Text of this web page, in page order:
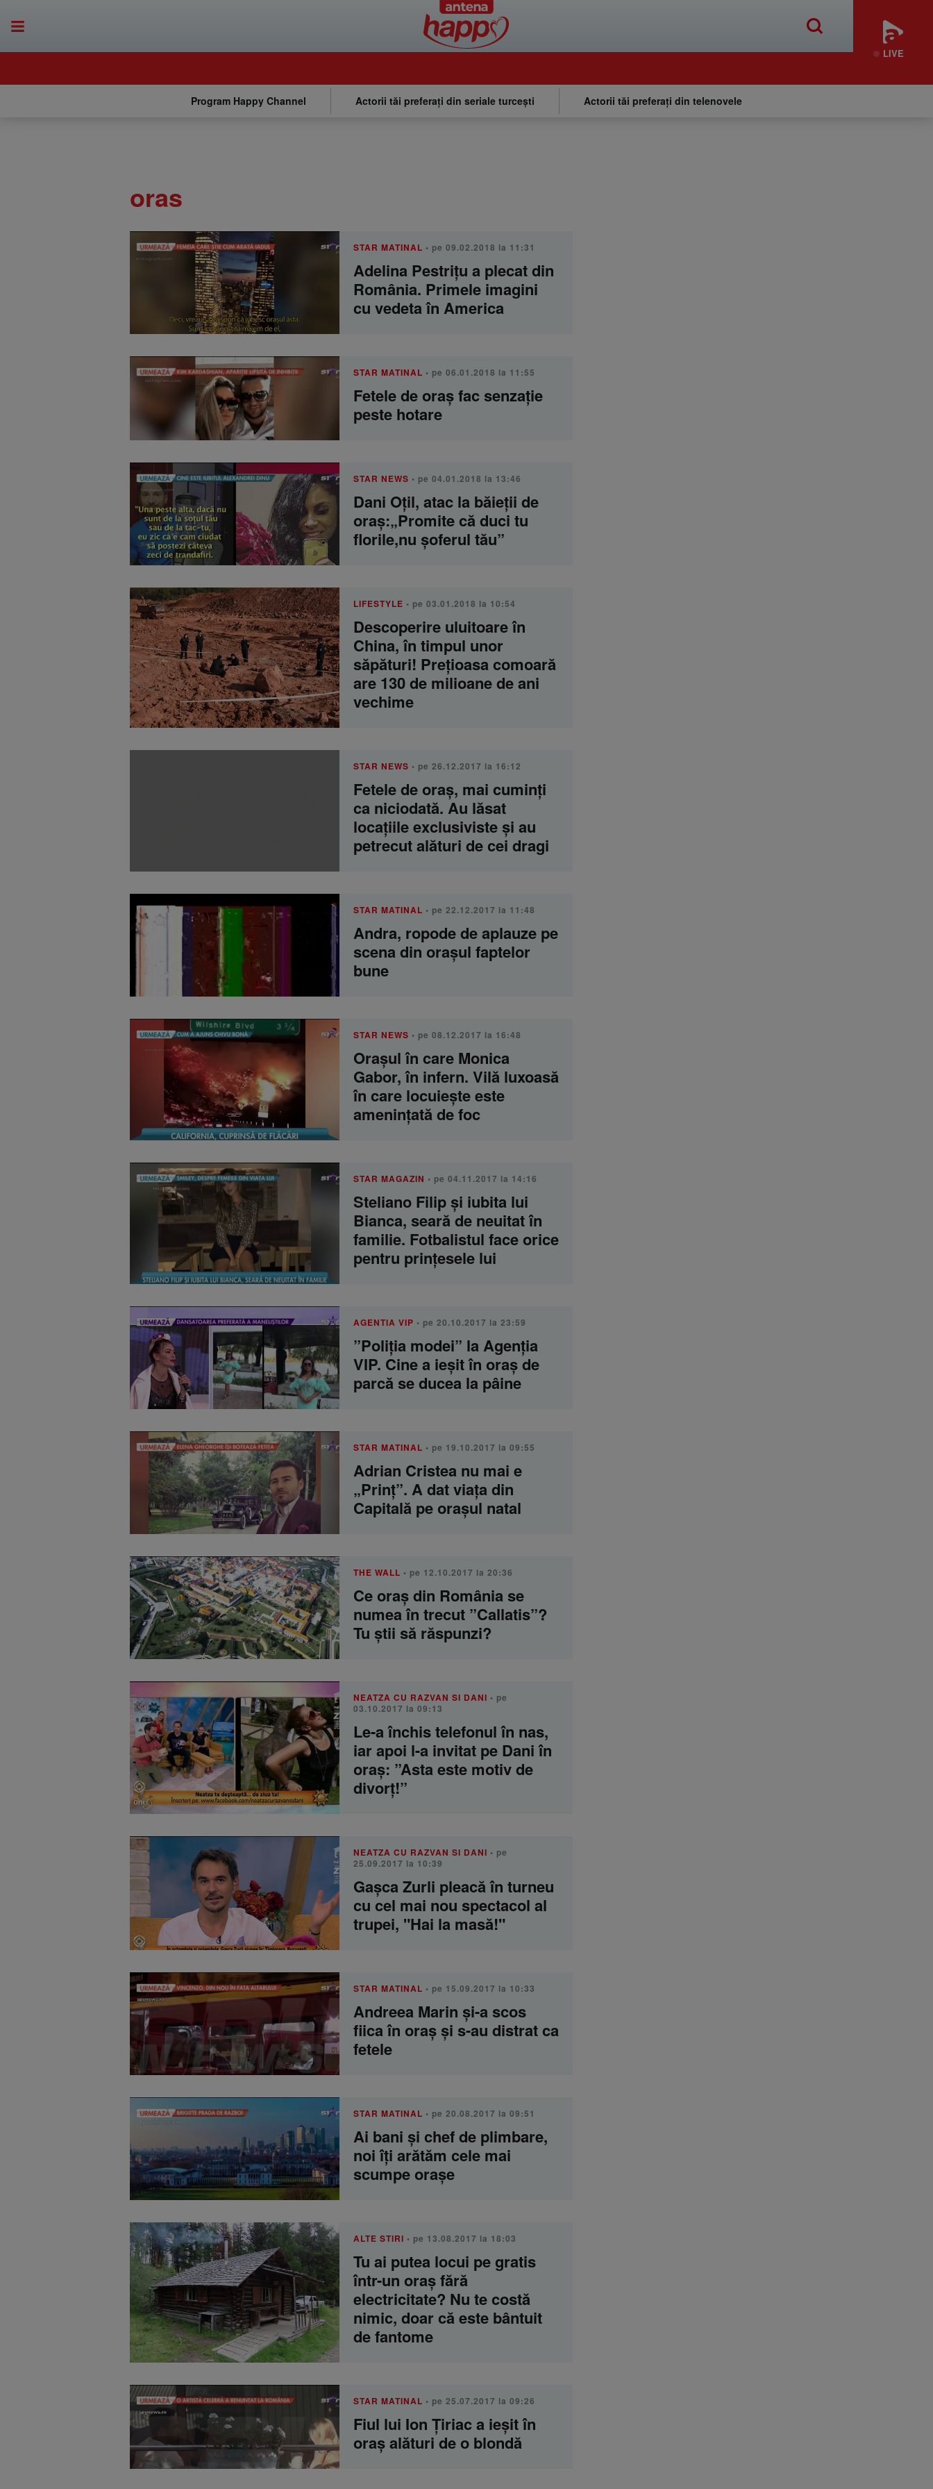
LIVE
Program Happy Channel Actorii tăi preferați din seriale turcești Actorii tăi preferați din telenovele
oras
STAR MATINAL • pe 09.02.2018 la 11:31
Adelina Pestrițu a plecat din
România. Primele imagini
cu vedeta în America
STAR MATINAL • pe 06.01.2018 la 11:55
Fetele de oraș fac senzație
peste hotare
STAR NEWS • pe 04.01.2018 la 13:46
Dani Oțil, atac la băieții de
oraș:„Promite că duci tu
florile,nu șoferul tău”
LIFESTYLE • pe 03.01.2018 la 10:54
Descoperire uluitoare în
China, în timpul unor
săpături! Prețioasa comoară
are 130 de milioane de ani
vechime
STAR NEWS • pe 26.12.2017 la 16:12
Fetele de oraș, mai cuminți
ca niciodată. Au lăsat
locațiile exclusiviste și au
petrecut alături de cei dragi
STAR MATINAL • pe 22.12.2017 la 11:48
Andra, ropode de aplauze pe
scena din orașul faptelor
bune
STAR NEWS • pe 08.12.2017 la 16:48
Oraşul în care Monica
Gabor, în infern. Vilă luxoasă
în care locuiește este
amenințată de foc
STAR MAGAZIN • pe 04.11.2017 la 14:16
Steliano Filip și iubita lui
Bianca, seară de neuitat în
familie. Fotbalistul face orice
pentru prințesele lui
AGENTIA VIP • pe 20.10.2017 la 23:59
”Poliția modei” la Agenția
VIP. Cine a ieșit în oraș de
parcă se ducea la pâine
STAR MATINAL • pe 19.10.2017 la 09:55
Adrian Cristea nu mai e
„Prinț”. A dat viața din
Capitală pe orașul natal
THE WALL • pe 12.10.2017 la 20:36
Ce oraș din România se
numea în trecut ”Callatis”?
Tu ştii să răspunzi?
NEATZA CU RAZVAN SI DANI • pe
03.10.2017 la 09:13
Le-a închis telefonul în nas,
iar apoi l-a invitat pe Dani în
oraș: ”Asta este motiv de
divorț!”
NEATZA CU RAZVAN SI DANI • pe
25.09.2017 la 10:39
Gașca Zurli pleacă în turneu
cu cel mai nou spectacol al
trupei, "Hai la masă!"
STAR MATINAL • pe 15.09.2017 la 10:33
Andreea Marin şi-a scos
fiica în oraş şi s-au distrat ca
fetele
STAR MATINAL • pe 20.08.2017 la 09:51
Ai bani și chef de plimbare,
noi îți arătăm cele mai
scumpe orașe
ALTE STIRI • pe 13.08.2017 la 18:03
Tu ai putea locui pe gratis
într-un oraș fără
electricitate? Nu te costă
nimic, doar că este bântuit
de fantome
STAR MATINAL • pe 25.07.2017 la 09:26
Fiul lui Ion Țiriac a ieșit în
oraș alături de o blondă